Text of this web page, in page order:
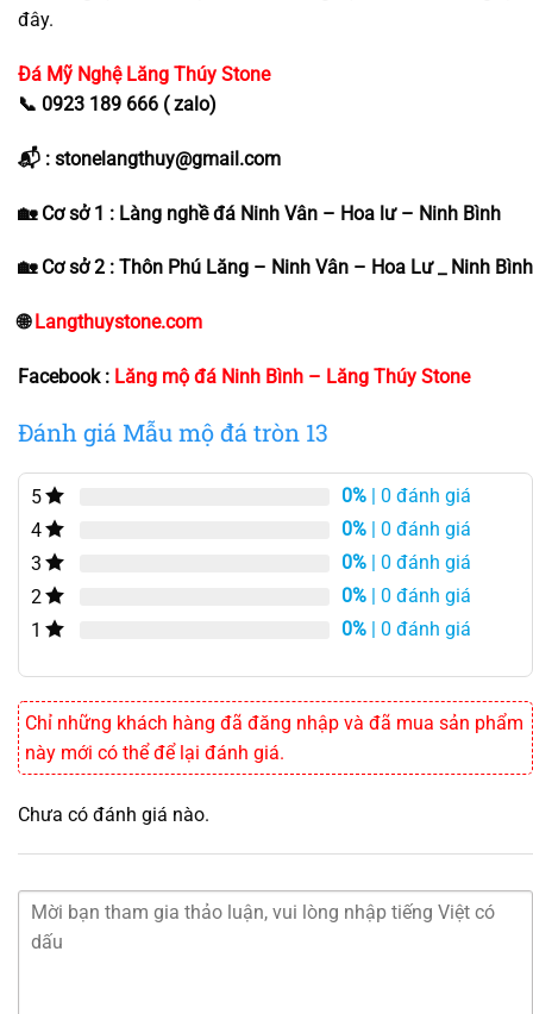
đây.
Đá Mỹ Nghệ Lăng Thúy Stone
📞 0923 189 666 ( zalo)
📬 : stonelangthuy@gmail.com
🏡 Cơ sở 1 : Làng nghề đá Ninh Vân – Hoa lư – Ninh Bình
🏡 Cơ sở 2 : Thôn Phú Lăng – Ninh Vân – Hoa Lư _ Ninh Bình
🌐Langthuystone.com
Facebook : Lăng mộ đá Ninh Bình – Lăng Thúy Stone
Đánh giá Mẫu mộ đá tròn 13
5 0% | 0 đánh giá
4
0% | 0 đánh giá
3
0% | 0 đánh giá
2
0% | 0 đánh giá
1
0% | 0 đánh giá
Chỉ những khách hàng đã đăng nhập và đã mua sản phẩm
này mới có thể để lại đánh giá.
Chưa có đánh giá nào.